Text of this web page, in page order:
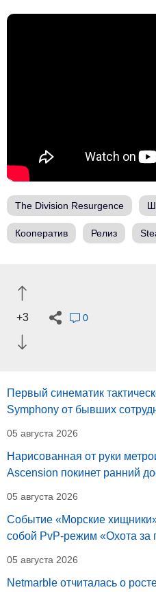
The Division Resurgence
Кооператив Релиз
+3 0
Первый синематик
Symphony от бывших
05 августа 2026
Нарисованная от руки
Ascension покинет ранний
05 августа 2026
Событие «Морские
собой PvP-режим «Охота за
05 августа 2026
Netmarble отчиталась о